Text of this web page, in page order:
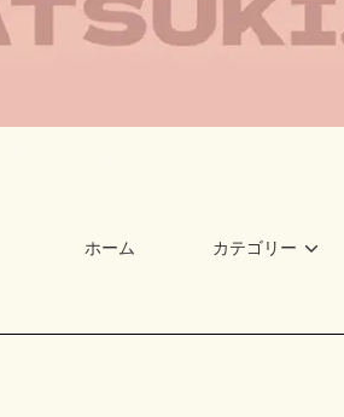
ホーム カテゴリー